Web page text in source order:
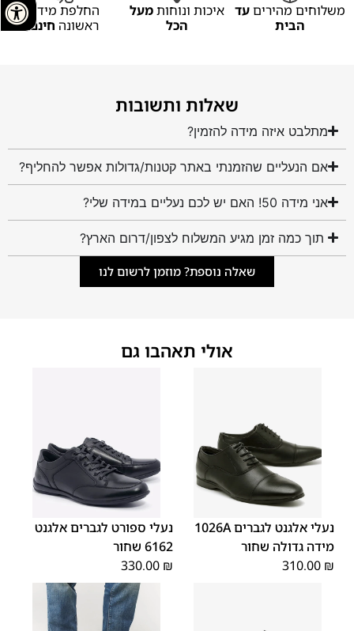
משלוחים מהיריםעד
הבית
איכות ונוחותמעל
הכל
החלפת מידה
ראשונה חינם
שאלות ותשובות
מתלבט איזה מידה להזמין?
אם הנעליים שהזמנתי באתר קטנות/גדולות אפשר להחליף?
אני מידה 50! האם יש לכם נעליים במידה שלי?
תוך כמה זמן מגיע המשלוח לצפון/דרום הארץ?
שאלה נוספת? מוזמן לרשום לנו
אולי תאהבו גם
נעלי אלגנט לגברים 1026A
מידה גדולה שחור
310.00 ₪
נעלי ספורט לגברים אלגנט
6162 שחור
330.00 ₪